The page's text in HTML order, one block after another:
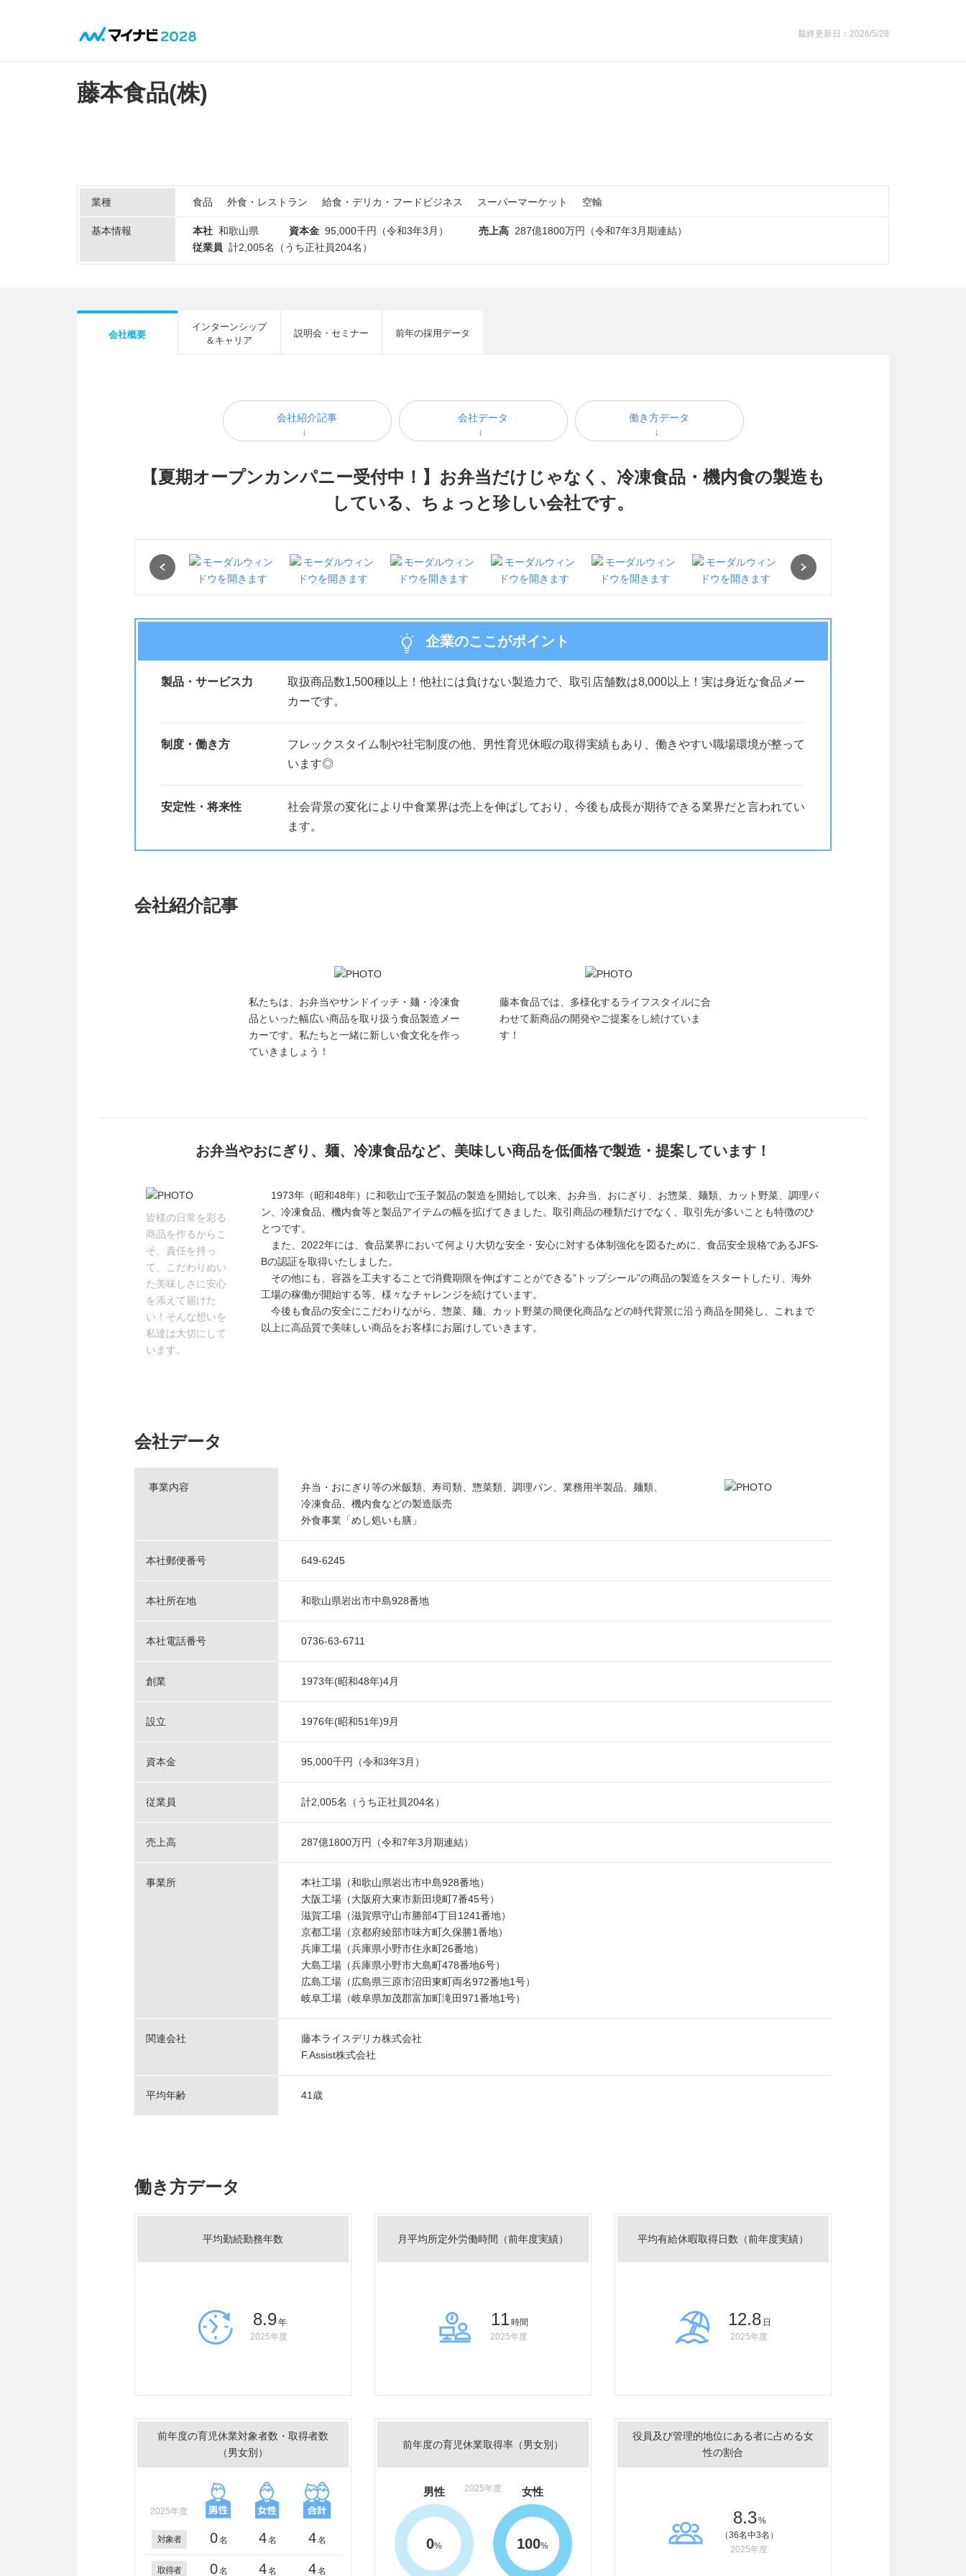
最終更新日：2026/5/28
藤本食品(株)
業種 食品 外食・レストラン 給食・デリカ・フードビジネス スーパーマーケット 空輸
基本情報 本社 和歌山県 資本金 95,000千円（令和3年3月） 売上高 287億1800万円（令和7年3月期連結）
従業員 計2,005名（うち正社員204名）
会社概要
インターンシップ
＆キャリア
説明会・セミナー 前年の採用データ
会社紹介記事 会社データ 働き方データ
【夏期オープンカンパニー受付中！】お弁当だけじゃなく、冷凍食品・機内食の製造も
している、ちょっと珍しい会社です。
企業のここがポイント
製品・サービス力
取扱商品数1,500種以上！他社には負けない製造力で、取引店舗数は8,000以上！実は身近な食品メー
カーです。
制度・働き方
フレックスタイム制や社宅制度の他、男性育児休暇の取得実績もあり、働きやすい職場環境が整って
います◎
安定性・将来性
社会背景の変化により中食業界は売上を伸ばしており、今後も成長が期待できる業界だと言われてい
ます。
会社紹介記事
私たちは、お弁当やサンドイッチ・麺・冷凍食
品といった幅広い商品を取り扱う食品製造メー
カーです。私たちと一緒に新しい食文化を作っ
ていきましょう！
藤本食品では、多様化するライフスタイルに合
わせて新商品の開発やご提案をし続けていま
す！
お弁当やおにぎり、麺、冷凍食品など、美味しい商品を低価格で製造・提案しています！
皆様の日常を彩る
商品を作るからこ
そ、責任を持っ
て、こだわりぬい
た美味しさに安心
を添えて届けた
い！そんな想いを
私達は大切にして
います。
1973年（昭和48年）に和歌山で玉子製品の製造を開始して以来、お弁当、おにぎり、お惣菜、麺類、カット野菜、調理パ
ン、冷凍食品、機内食等と製品アイテムの幅を拡げてきました。取引商品の種類だけでなく、取引先が多いことも特徴のひ
とつです。
また、2022年には、食品業界において何より大切な安全・安心に対する体制強化を図るために、食品安全規格であるJFS-
Bの認証を取得いたしました。
その他にも、容器を工夫することで消費期限を伸ばすことができる”トップシール”の商品の製造をスタートしたり、海外
工場の稼働が開始する等、様々なチャレンジを続けています。
今後も食品の安全にこだわりながら、惣菜、麺、カット野菜の簡便化商品などの時代背景に沿う商品を開発し、これまで
以上に高品質で美味しい商品をお客様にお届けしていきます。
会社データ
事業内容
弁当・おにぎり等の米飯類、寿司類、惣菜類、調理パン、業務用半製品、麺類、
冷凍食品、機内食などの製造販売
外食事業「めし処いも膳」
本社郵便番号 649-6245
本社所在地 和歌山県岩出市中島928番地
本社電話番号 0736-63-6711
創業 1973年(昭和48年)4月
設立 1976年(昭和51年)9月
資本金 95,000千円（令和3年3月）
従業員 計2,005名（うち正社員204名）
売上高 287億1800万円（令和7年3月期連結）
事業所
本社工場（和歌山県岩出市中島928番地）
大阪工場（大阪府大東市新田境町7番45号）
滋賀工場（滋賀県守山市勝部4丁目1241番地）
京都工場（京都府綾部市味方町久保勝1番地）
兵庫工場（兵庫県小野市住永町26番地）
大島工場（兵庫県小野市大島町478番地6号）
広島工場（広島県三原市沼田東町両名972番地1号）
岐阜工場（岐阜県加茂郡富加町滝田971番地1号）
関連会社
藤本ライスデリカ株式会社
F.Assist株式会社
平均年齢 41歳
働き方データ
平均勤続勤務年数
8.9年
2025年度
月平均所定外労働時間（前年度実績）
11時間
2025年度
平均有給休暇取得日数（前年度実績）
12.8 日
2025年度
前年度の育児休業対象者数・取得者数
（男女別）
2025年度
対象者 0名 4名 4名
取得者 0名 4名 4名
前年度の育児休業取得率（男女別）
2025年度
男性
0%
女性
100%
役員及び管理的地位にある者に占める女
性の割合
8.3%
（36名中3名）
2025年度